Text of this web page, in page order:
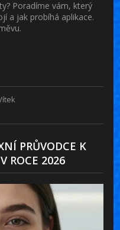
Poradíme vám, který
a jak probíhá aplikace.
PRŮVODCE K
ROCE 2026